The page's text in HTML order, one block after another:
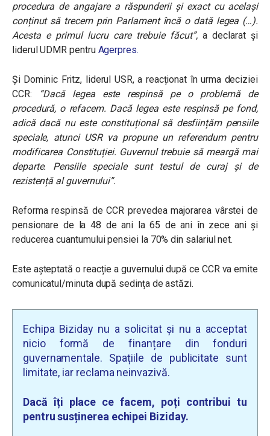
procedura de angajare a răspunderii și exact cu același
conținut să trecem prin Parlament încă o dată legea (…).
Acesta e primul lucru care trebuie făcut”,a declarat și
liderul UDMR pentru Agerpres.
Și Dominic Fritz, liderul USR, a reacționat în urma deciziei
CCR:
“Dacă legea este respinsă pe o problemă de
procedură, o refacem. Dacă legea este respinsă pe fond,
adică dacă nu este constituțional să desființăm pensiile
speciale, atunci USR va propune un referendum pentru
modificarea Constituției. Guvernul trebuie să meargă mai
departe. Pensiile speciale sunt testul de curaj și de
rezistență al guvernului”.
Reforma respinsă de CCR prevedea majorarea vârstei de
pensionare de la 48 de ani la 65 de ani în zece ani și
reducerea cuantumului pensiei la 70% din salariul net.
Este așteptată o reacție a guvernului după ce CCR va emite
comunicatul/minuta după sedința de astăzi.
Echipa Biziday nu a solicitat și nu a acceptat
nicio formă de finanțare din fonduri
guvernamentale. Spațiile de publicitate sunt
limitate, iar reclama neinvazivă.
Dacă îți place ce facem, poți contribui tu
pentru susținerea echipei Biziday.